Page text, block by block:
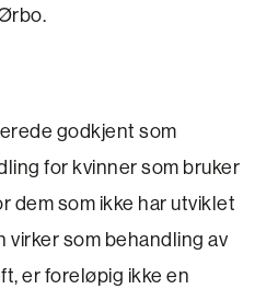
godkjent som
for kvinner som bruker
dem som ikke har utviklet
virker som behandling av
er foreløpig ikke en